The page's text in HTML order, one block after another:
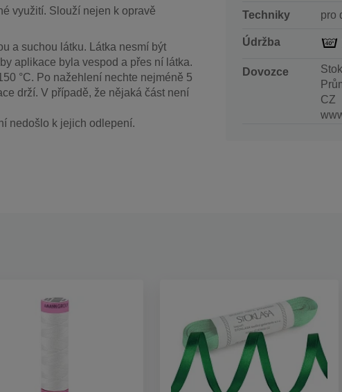
využití. Slouží nejen k opravě
a suchou látku. Látka nesmí být
aplikace byla vespod a přes ní látka.
°C. Po nažehlení nechte nejméně 5
drží. V případě, že nějaká část není
nedošlo k jejich odlepení.
Techniky pro
Údržba
Dovozce
CZ